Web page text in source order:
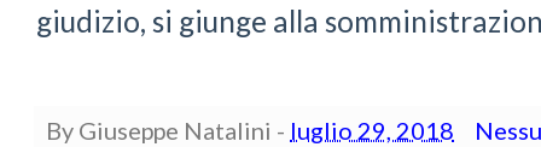
giudizio, si giunge alla
By Giuseppe Natalini - luglio 29, 2018